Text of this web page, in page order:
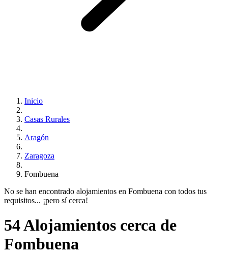
Inicio
Casas Rurales
Aragón
Zaragoza
Fombuena
No se han encontrado alojamientos en Fombuena con todos tus
requisitos... ¡pero sí cerca!
54 Alojamientos cerca de
Fombuena